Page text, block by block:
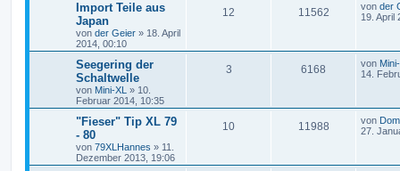
Import Teile aus
Japan
von der Geier » 18. April
2014, 00:10
12 11562 von der
19. April
Seegering der
Schaltwelle
von Mini-XL » 10.
Februar 2014, 10:35
3 6168 von
14.
"Fieser" Tip XL 79
- 80
von 79XLHannes » 11.
Dezember 2013, 19:06
10 11988 von
27.